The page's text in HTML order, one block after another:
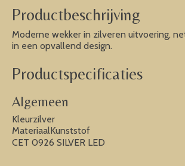
Productbeschrijving
Moderne wekker in zilveren uitvoering,
in een opvallend design.
Productspecificaties
Algemeen
Kleurzilver
MateriaalKunststof
CET 0926 SILVER LED